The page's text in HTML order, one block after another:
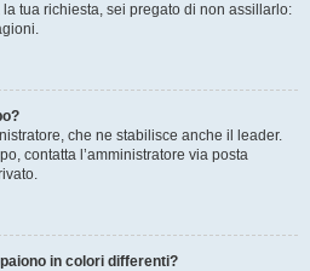
tua richiesta, sei pregato di non assillarlo:
che ne stabilisce anche il leader.
contatta l’amministratore via posta
in colori differenti?